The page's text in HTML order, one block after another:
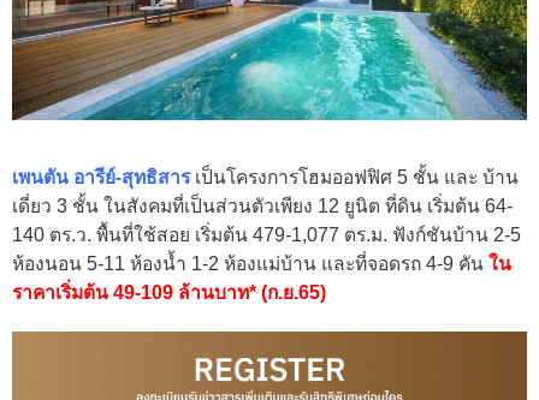
เพนตัน อารีย์-สุทธิสารเป็นโครงการโฮมออฟฟิศ 5 ชั้น และ บ้าน
เดี่ยว 3 ชั้น ในสังคมที่เป็นส่วนตัวเพียง 12 ยูนิต ที่ดิน เริ่มต้น 64-
140 ตร.ว. พื้นที่ใช้สอย เริ่มต้น 479-1,077 ตร.ม. ฟังก์ชันบ้าน 2-5
ห้องนอน 5-11 ห้องน้ำ 1-2 ห้องแม่บ้าน และที่จอดรถ 4-9 คัน ใน
ราคาเริ่มต้น 49-109 ล้านบาท* (ก.ย.65)